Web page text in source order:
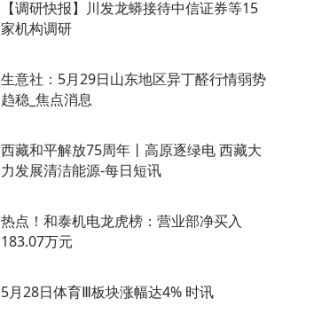
【调研快报】川发龙蟒接待中信证券等15
家机构调研
生意社：5月29日山东地区异丁醛行情弱势
趋稳_焦点消息
西藏和平解放75周年丨高原逐绿电 西藏大
力发展清洁能源-每日短讯
热点！和泰机电龙虎榜：营业部净买入
183.07万元
5月28日体育Ⅲ板块涨幅达4% 时讯